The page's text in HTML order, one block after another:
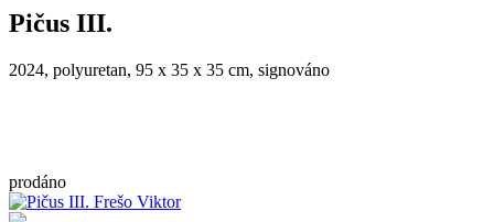
Pičus III.
2024, polyuretan, 95 x 35 x 35 cm, signováno
prodáno